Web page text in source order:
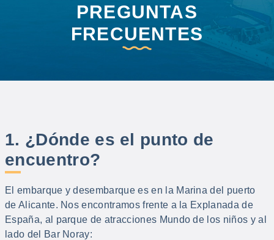
PREGUNTAS
FRECUENTES
1. ¿Dónde es el punto de
encuentro?
El embarque y desembarque es en la Marina del puerto
de Alicante. Nos encontramos frente a la Explanada de
España, al parque de atracciones Mundo de los niños y al
lado del Bar Noray: